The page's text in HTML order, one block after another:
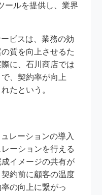
ールを提供し、業界
ビスは、業務の効
質を向上させるた
に、石川商店では
、契約率が向上
たという。
レーションの導入
ーションを行える
イメージの共有が
約前に顧客の温度
の向上に繋がっ